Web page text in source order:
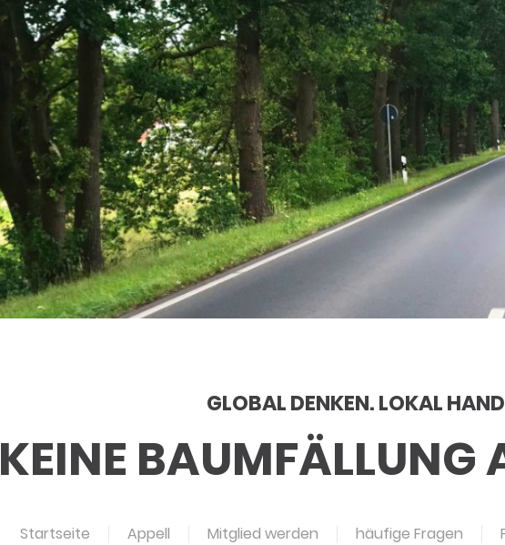
GLOBAL DENKEN. LOKAL
KEINE BAUMFÄLLUNG
Startseite Appell Mitglied werden häufige Fragen